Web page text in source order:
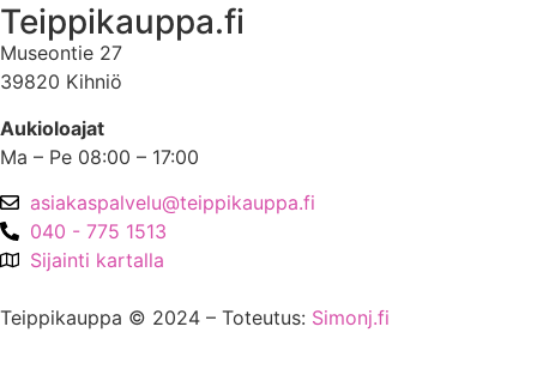
Teippikauppa.fi
Museontie 27
39820 Kihniö
Aukioloajat
Ma – Pe 08:00 – 17:00
asiakaspalvelu@teippikauppa.fi
040 - 775 1513
Sijainti kartalla
Teippikauppa © 2024 – Toteutus: Simonj.fi